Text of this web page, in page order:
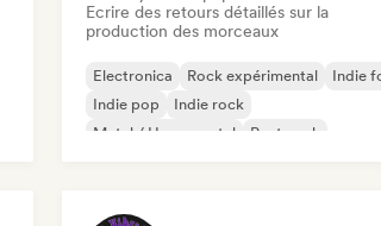
Ecrire des retours détaillés sur la
production des morceaux
Electronica Rock expérimental
Indie
Indie pop
Indie rock
Metal / Heavy metal
Post punk